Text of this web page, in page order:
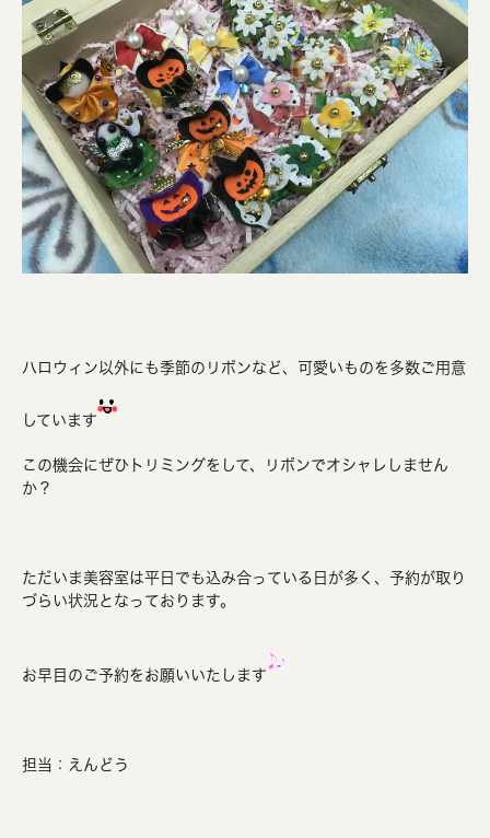
ハロウィン以外にも季節のリボンなど、可愛いものを多数ご用意
しています
この機会にぜひトリミングをして、リボンでオシャレしません
か？
ただいま美容室は平日でも込み合っている日が多く、予約が取り
づらい状況となっております。
お早目のご予約をお願いいたします
担当：えんどう